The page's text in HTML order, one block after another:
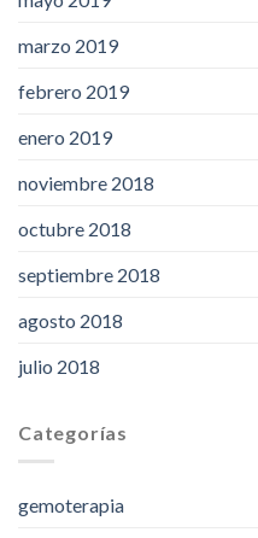
marzo 2019
febrero 2019
enero 2019
noviembre 2018
octubre 2018
septiembre 2018
agosto 2018
julio 2018
Categorías
gemoterapia